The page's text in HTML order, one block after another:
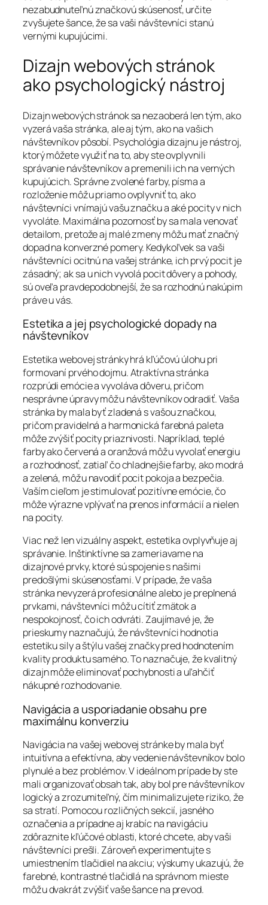
nezabudnuteľnú značkovú skúsenosť, určite
zvyšujete šance, že sa vaši návštevníci stanú
vernými kupujúcimi.
Dizajn webových stránok
ako psychologický nástroj
Dizajn webových stránok sa nezaoberá len tým, ako
vyzerá vaša stránka, ale aj tým, ako na vašich
návštevníkov pôsobí. Psychológia dizajnu je nástroj,
ktorý môžete využiť na to, aby ste ovplyvnili
správanie návštevníkov a premenili ich na verných
kupujúcich. Správne zvolené farby, písma a
rozloženie môžu priamo ovplyvniť to, ako
návštevníci vnímajú vašu značku a aké pocity v nich
vyvoláte. Maximálna pozornosť by sa mala venovať
detailom, pretože aj malé zmeny môžu mať značný
dopad na konverzné pomery. Kedykoľvek sa vaši
návštevníci ocitnú na vašej stránke, ich prvý pocit je
zásadný; ak sa u nich vyvolá pocit dôvery a pohody,
sú oveľa pravdepodobnejší, že sa rozhodnú nakúpim
práve u vás.
Estetika a jej psychologické dopady na
návštevníkov
Estetika webovej stránky hrá kľúčovú úlohu pri
formovaní prvého dojmu. Atraktívna stránka
rozprúdi emócie a vyvoláva dôveru, pričom
nesprávne úpravy môžu návštevníkov odradiť. Vaša
stránka by mala byť zladená s vašou značkou,
pričom pravidelná a harmonická farebná paleta
môže zvýšiť pocity priaznivosti. Napríklad, teplé
farby ako červená a oranžová môžu vyvolať energiu
a rozhodnosť, zatiaľ čo chladnejšie farby, ako modrá
a zelená, môžu navodiť pocit pokoja a bezpečia.
Vaším cieľom je stimulovať pozitívne emócie, čo
môže výrazne vplývať na prenos informácií a nielen
na pocity.
Viac než len vizuálny aspekt, estetika ovplyvňuje aj
správanie. Inštinktívne sa zameriavame na
dizajnové prvky, ktoré sú spojenie s našimi
predošlými skúsenosťami. V prípade, že vaša
stránka nevyzerá profesionálne alebo je preplnená
prvkami, návštevníci môžu cítiť zmätok a
nespokojnosť, čo ich odvráti. Zaujímavé je, že
prieskumy naznačujú, že návštevníci hodnotia
estetiku sily a štýlu vašej značky pred hodnotením
kvality produktu samého. To naznačuje, že kvalitný
dizajn môže eliminovať pochybnosti a uľahčiť
nákupné rozhodovanie.
Navigácia a usporiadanie obsahu pre
maximálnu konverziu
Navigácia na vašej webovej stránke by mala byť
intuitívna a efektívna, aby vedenie návštevníkov bolo
plynulé a bez problémov. V ideálnom prípade by ste
mali organizovať obsah tak, aby bol pre návštevníkov
logický a zrozumiteľný, čím minimalizujete riziko, že
sa stratí. Pomocou rozličných sekcií, jasného
označenia a prípadne aj krabíc na navigáciu
zdôraznite kľúčové oblasti, ktoré chcete, aby vaši
návštevníci prešli. Zároveň experimentujte s
umiestnením tlačidiel na akciu; výskumy ukazujú, že
farebné, kontrastné tlačidlá na správnom mieste
môžu dvakrát zvýšiť vaše šance na prevod.